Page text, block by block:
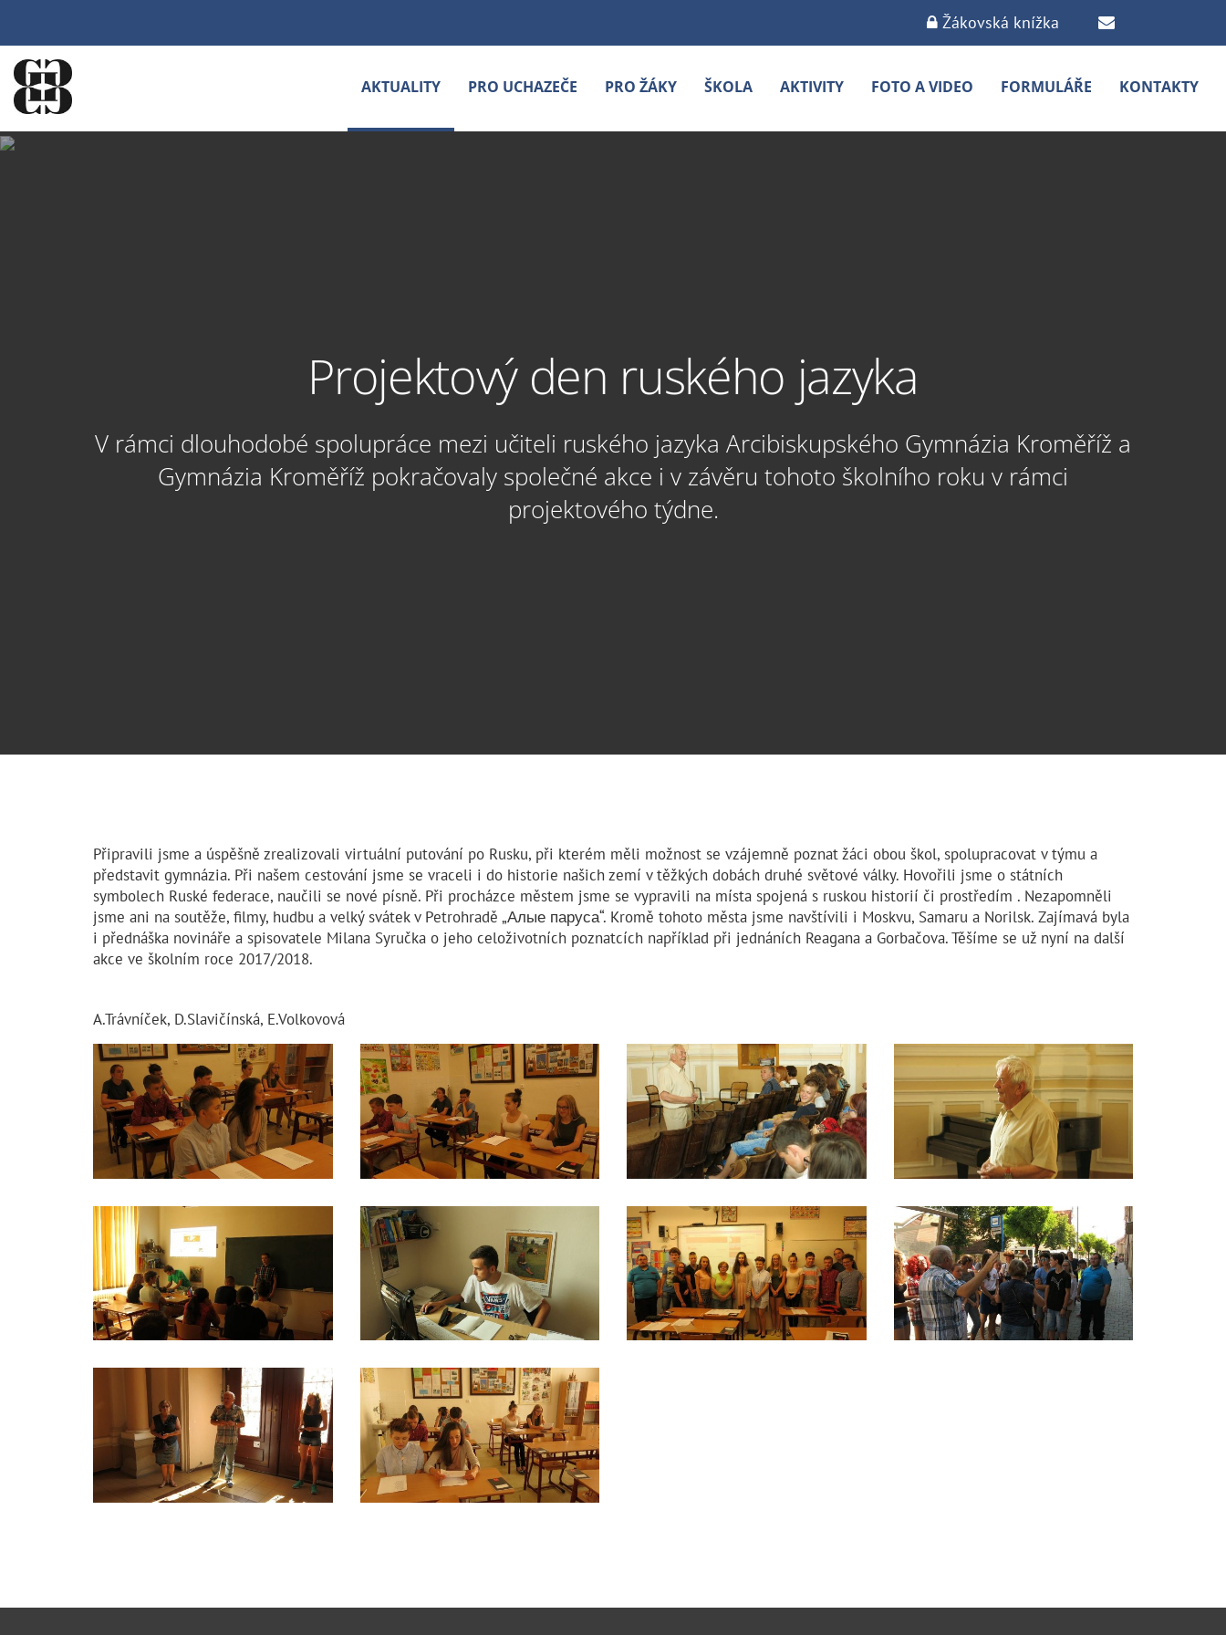
Žákovská knížka
AKTUALITY PRO UCHAZEČE PRO ŽÁKY ŠKOLA AKTIVITY FOTO A VIDEO FORMULÁŘE KONTAKTY
Projektový den ruského jazyka
V rámci dlouhodobé spolupráce mezi učiteli ruského jazyka Arcibiskupského Gymnázia Kroměříž a
Gymnázia Kroměříž pokračovaly společné akce i v závěru tohoto školního roku v rámci
projektového týdne.
Připravili jsme a úspěšně zrealizovali virtuální putování po Rusku, při kterém měli možnost se vzájemně poznat žáci obou škol, spolupracovat v týmu a
představit gymnázia. Při našem cestování jsme se vraceli i do historie našich zemí v těžkých dobách druhé světové války. Hovořili jsme o státních
symbolech Ruské federace, naučili se nové písně. Při procházce městem jsme se vypravili na místa spojená s ruskou historií či prostředím . Nezapomněli
jsme ani na soutěže, filmy, hudbu a velký svátek v Petrohradě „Алые паруса“. Kromě tohoto města jsme navštívili i Moskvu, Samaru a Norilsk. Zajímavá byla
i přednáška novináře a spisovatele Milana Syručka o jeho celoživotních poznatcích například při jednáních Reagana a Gorbačova. Těšíme se už nyní na další
akce ve školním roce 2017/2018.
A.Trávníček, D.Slavičínská, E.Volkovová